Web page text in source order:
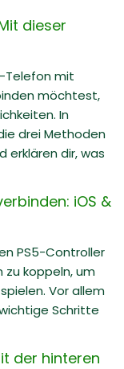
dieser
Telefon mit
möchtest,
In
drei Methoden
erklären dir, was
iOS &
PS5-Controller
koppeln, um
Vor allem
Schritte
der hinteren